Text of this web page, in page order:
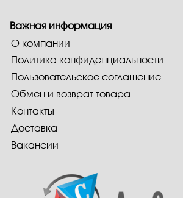
Важная информация
О компании
Политика конфиденциальности
Пользовательское соглашение
Обмен и возврат товара
Контакты
Доставка
Вакансии